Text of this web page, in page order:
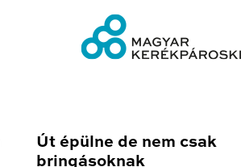
Út épülne de nem csak
bringásoknak